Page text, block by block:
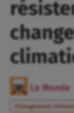
Le Monde
Changement